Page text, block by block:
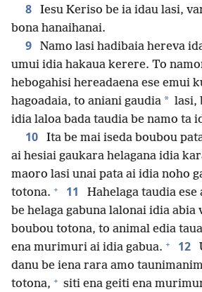
8
Iesu Keriso be ia idau lasi,
bona hanaihanai.
9
Namo lasi hadibaia hereva
umui idia hakaua kerere. To
hebogahisi hereadaena ese emui
hagoadaia, to aniani gaudia * lasi,
idia laloa bada taudia be namo ta
10
Ita be mai iseda boubou
ai hesiai gaukara helagana idia
maoro lasi unai pata ai idia noho
totona. + 11
Hahelaga taudia
be helaga gabuna lalonai idia
boubou totona, to animal edia
ena murimuri ai idia gabua. + 12
danu be iena rara amo
totona, + siti ena geiti ena